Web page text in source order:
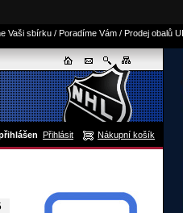
sbírku / Poradíme Vám / Prodej obalů
Přihlásit Nákupní košík